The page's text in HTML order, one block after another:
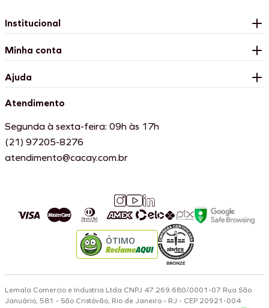
Institucional
Minha conta
Ajuda
Atendimento
Segunda à sexta-feira: 09h às 17h
(21) 97205-8276
atendimento@cacay.com.br
ÓTIMO
Lemala Comercio e Industria Ltda CNPJ 47.269.680/0001-07 Rua São
Januário, 581 - São Cristóvão, Rio de Janeiro - RJ - CEP 20921-004